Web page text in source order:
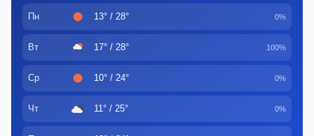
Пн 13° / 28° 0%
Вт 17° / 28° 100%
Ср 10° / 24° 0%
Чт 11° / 25° 0%